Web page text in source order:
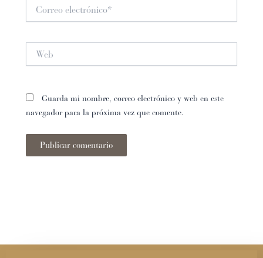
electrónico*
Guarda mi nombre, correo electrónico y web en este
navegador para la próxima vez que comente.